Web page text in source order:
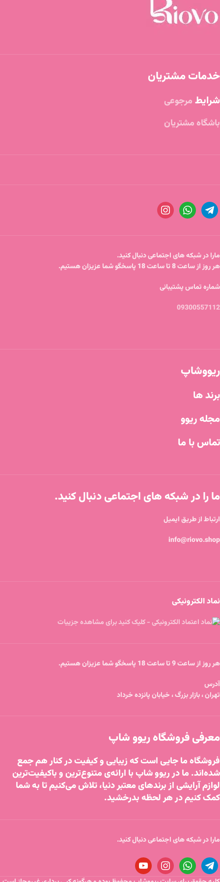
خدمات مشتریان
شرایط مرجوعی
باشگاه مشتریان
مارا در شبکه های اجتماعی دنبال کنید.
هر روز از ساعت 8 تا ساعت 18 پاسخگو شما عزیزان هستیم.
شماره تماس پشتیبانی
09300557112
ریووشاپ
برند ها
مجله ریوو
تماس با ما
ما را در شبکه های اجتماعی دنبال کنید.
ارتباط از طریق ایمیل
info@riovo.shop
نماد الکترونیکی
هر روز از ساعت 9 تا ساعت 18 پاسخگو شما عزیزان هستیم.
آدرس
تهران ، بازار بزرگ ، خیابان پانزده خرداد
معرفی فروشگاه ریوو شاپ
فروشگاه ما جایی است که زیبایی و کیفیت در کنار هم جمع
شده‌اند. ما در ریوو شاپ با ارائه‌ی متنوع‌ترین و باکیفیت‌ترین
لوازم آرایشی از برندهای معتبر دنیا، تلاش می‌کنیم تا به شما
کمک کنیم در هر لحظه بدرخشید.
مارا در شبکه های اجتماعی دنبال کنید.